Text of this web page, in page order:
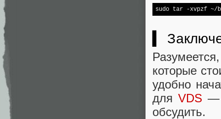
sudo tar -xvpzf ~/
▍
которые
удобно
для VDS —
обсудить.